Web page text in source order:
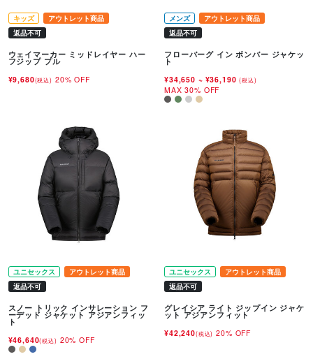
キッズ
アウトレット商品
返品不可
ウェイマーカー ミッドレイヤー ハー
フジップ プル
¥9,680(税込) 20% OFF
メンズ
アウトレット商品
返品不可
フローバーグ イン ボンバー ジャケッ
ト
¥34,650 ~ ¥36,190(税込)
MAX 30% OFF
ユニセックス
アウトレット商品
返品不可
スノー トリック インサレーション フ
ーデッド ジャケット アジアンフィッ
ト
¥46,640(税込) 20% OFF
ユニセックス
アウトレット商品
返品不可
グレイシア ライト ジップイン ジャケ
ット アジアンフィット
¥42,240(税込) 20% OFF